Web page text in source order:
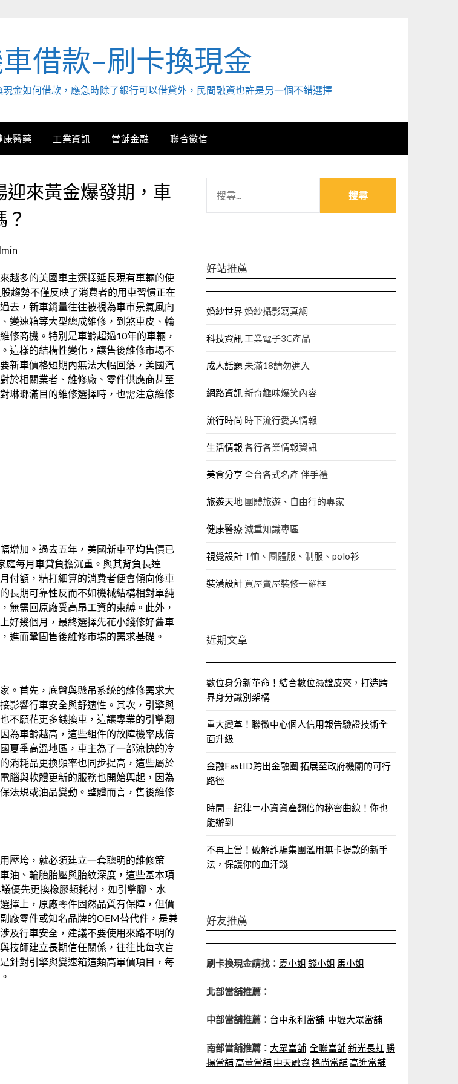
借款-刷卡換現金
金如何借款，應急時除了銀行可以借貸外，民間融資也許是另一個不錯選擇
康醫藥 工業資訊 當舖金融 聯合徵信
來黃金爆發期，車
越多的美國車主選擇延長現有車輛的使
趨勢不僅反映了消費者的用車習慣正在
去，新車銷量往往被視為車市景氣風向
變速箱等大型總成維修，到煞車皮、輪
修商機。特別是車齡超過10年的車輛，
這樣的結構性變化，讓售後維修市場不
新車價格短期內無法大幅回落，美國汽
於相關業者、維修廠、零件供應商甚至
琳瑯滿目的維修選擇時，也需注意維修
增加。過去五年，美國新車平均售價已
庭每月車貸負擔沉重。與其背負長達
付額，精打細算的消費者便會傾向修車
長期可靠性反而不如機械結構相對單純
無需回原廠受高昂工資的束縛。此外，
好幾個月，最終選擇先花小錢修好舊車
進而鞏固售後維修市場的需求基礎。
。首先，底盤與懸吊系統的維修需求大
影響行車安全與舒適性。其次，引擎與
不願花更多錢換車，這讓專業的引擎翻
為車齡越高，這些組件的故障機率成倍
夏季高溫地區，車主為了一部涼快的冷
消耗品更換頻率也同步提高，這些屬於
腦與軟體更新的服務也開始興起，因為
法規或油品變動。整體而言，售後維修
壓垮，就必須建立一套聰明的維修策
油、輪胎胎壓與胎紋深度，這些基本項
優先更換橡膠類耗材，如引擎腳、水
擇上，原廠零件固然品質有保障，但價
廠零件或知名品牌的OEM替代件，是兼
及行車安全，建議不要使用來路不明的
技師建立長期信任關係，往往比每次盲
針對引擎與變速箱這類高單價項目，每
關
好站推薦
婚紗世界婚紗攝影寫真網
科技資訊 工業電子3C產品
成人話題 未滿18請勿進入
網路資訊 新奇趣味爆笑內容
流行時尚 時下流行愛美情報
生活情報 各行各業情報資訊
美食分享全台各式名產 伴手禮
旅遊天地 團體旅遊、自由行的專家‎
健康醫療減重知識專區
視覺設計 T恤、團體服、制服、polo衫
裝潢設計 買屋賣屋裝修一羅框
近期文章
數位身分新革命！結合數位憑證皮夾，打造跨
界身分識別架構
重大變革！聯徵中心個人信用報告驗證技術全
面升級
金融FastID跨出金融圈 拓展至政府機關的可行
路徑
時間＋紀律＝小資資產翻倍的秘密曲線！你也
能辦到
不再上當！破解詐騙集團濫用無卡提款的新手
法，保護你的血汗錢
好友推薦
刷卡換現金請找： 夏小姐 錢小姐 馬小姐
北部當舖推薦：
中部當舖推薦： 台中永利當舖 中壢大眾當舖
南部當舖推薦： 大眾當舖 全聯當舖新光長虹 勝
揚當舖高董當舖 中天融資格尚當舖高進當舖